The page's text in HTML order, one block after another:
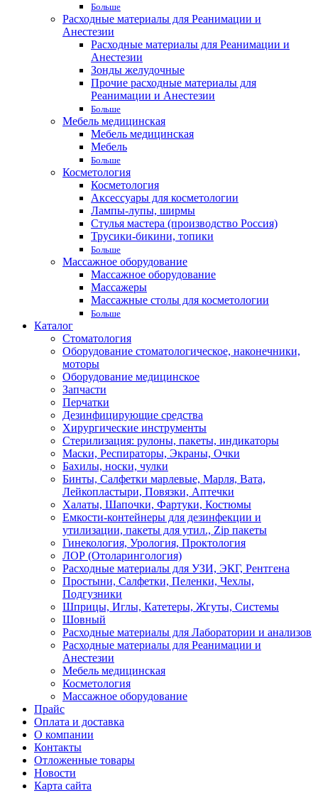
Больше
Расходные материалы для Реанимации и
Анестезии
Расходные материалы для Реанимации и
Анестезии
Зонды желудочные
Прочие расходные материалы для
Реанимации и Анестезии
Больше
Мебель медицинская
Мебель медицинская
Мебель
Больше
Косметология
Косметология
Аксессуары для косметологии
Лампы-лупы, ширмы
Стулья мастера (производство Россия)
Трусики-бикини, топики
Больше
Массажное оборудование
Массажное оборудование
Массажеры
Массажные столы для косметологии
Больше
Каталог
Стоматология
Оборудование стоматологическое, наконечники,
моторы
Оборудование медицинское
Запчасти
Перчатки
Дезинфицирующие средства
Хирургические инструменты
Стерилизация: рулоны, пакеты, индикаторы
Маски, Респираторы, Экраны, Очки
Бахилы, носки, чулки
Бинты, Салфетки марлевые, Марля, Вата,
Лейкопластыри, Повязки, Аптечки
Халаты, Шапочки, Фартуки, Костюмы
Емкости-контейнеры для дезинфекции и
утилизации, пакеты для утил., Zip пакеты
Гинекология, Урология, Проктология
ЛОР (Отоларингология)
Расходные материалы для УЗИ, ЭКГ, Рентгена
Простыни, Салфетки, Пеленки, Чехлы,
Подгузники
Шприцы, Иглы, Катетеры, Жгуты, Системы
Шовный
Расходные материалы для Лаборатории и анализов
Расходные материалы для Реанимации и
Анестезии
Мебель медицинская
Косметология
Массажное оборудование
Прайс
Оплата и доставка
О компании
Контакты
Отложенные товары
Новости
Карта сайта